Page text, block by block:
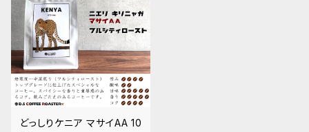
どっしりケニア マサイAA 10